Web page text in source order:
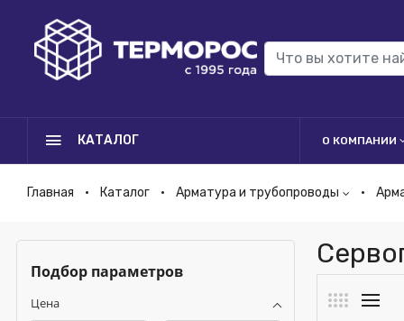
КАТАЛОГ О КОМПАНИИ
Главная Каталог Арматура и трубопроводы
Подбор параметров
Цена